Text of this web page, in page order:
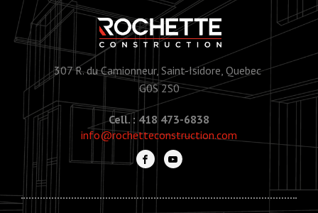
307 R. du Camionneur, Saint-Isidore, Quebec
G0S 2S0
Cell. : 418 473-6838
info@rochetteconstruction.com